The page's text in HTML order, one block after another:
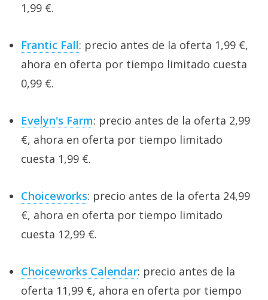
1,99 €.
Frantic Fall: precio antes de la oferta 1,99 €,
ahora en oferta por tiempo limitado cuesta
0,99 €.
Evelyn's Farm: precio antes de la oferta 2,99
€, ahora en oferta por tiempo limitado
cuesta 1,99 €.
Choiceworks: precio antes de la oferta 24,99
€, ahora en oferta por tiempo limitado
cuesta 12,99 €.
Choiceworks Calendar: precio antes de la
oferta 11,99 €, ahora en oferta por tiempo